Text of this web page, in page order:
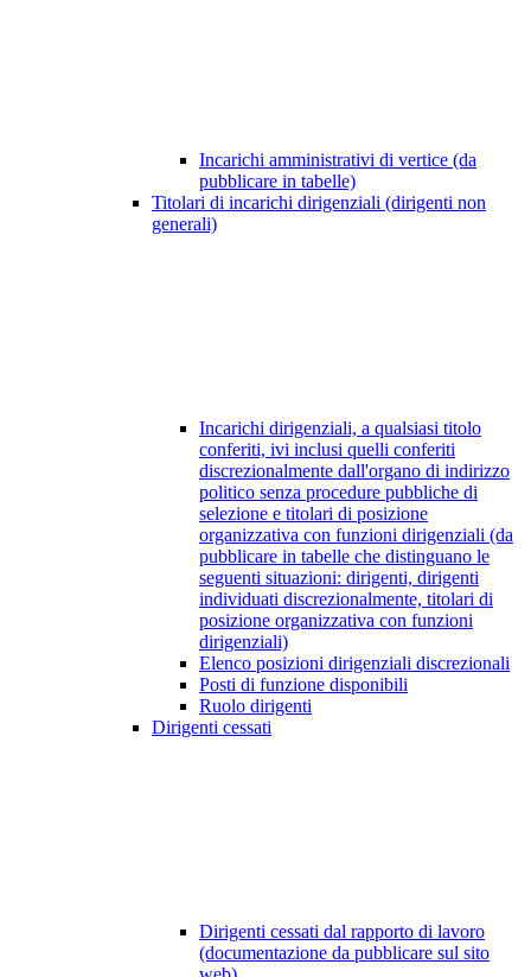
Incarichi amministrativi di vertice (da
pubblicare in tabelle)
Titolari di incarichi dirigenziali (dirigenti non
generali)
Incarichi dirigenziali, a qualsiasi titolo
conferiti, ivi inclusi quelli conferiti
discrezionalmente dall'organo di indirizzo
politico senza procedure pubbliche di
selezione e titolari di posizione
organizzativa con funzioni dirigenziali (da
pubblicare in tabelle che distinguano le
seguenti situazioni: dirigenti, dirigenti
individuati discrezionalmente, titolari di
posizione organizzativa con funzioni
dirigenziali)
Elenco posizioni dirigenziali discrezionali
Posti di funzione disponibili
Ruolo dirigenti
Dirigenti cessati
Dirigenti cessati dal rapporto di lavoro
(documentazione da pubblicare sul sito